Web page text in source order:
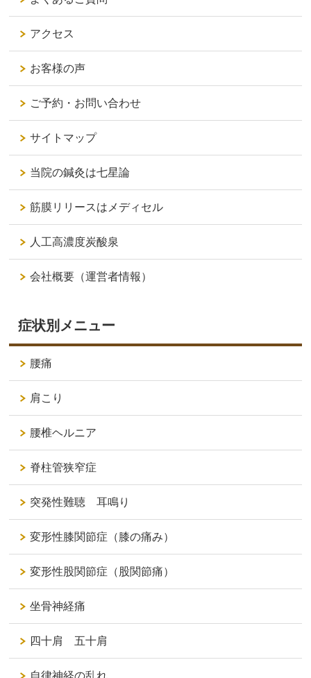
アクセス
お客様の声
ご予約・お問い合わせ
サイトマップ
当院の鍼灸は七星論
筋膜リリースはメディセル
人工高濃度炭酸泉
会社概要（運営者情報）
症状別メニュー
腰痛
肩こり
腰椎ヘルニア
脊柱管狭窄症
突発性難聴 耳鳴り
変形性膝関節症（膝の痛み）
変形性股関節症（股関節痛）
坐骨神経痛
四十肩 五十肩
自律神経の乱れ